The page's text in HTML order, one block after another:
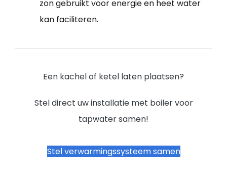
zon gebruikt voor energie en heet water
kan faciliteren.
Een kachel of ketel laten plaatsen?
Stel direct uw installatie met boiler voor
tapwater samen!
Stel verwarmingssysteem samen